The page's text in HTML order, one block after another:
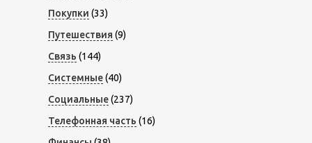
Покупки (33)
Путешествия (9)
Связь (144)
Системные(40)
Социальные(237)
Телефонная часть (16)